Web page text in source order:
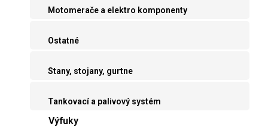
Motomerače a elektro komponenty
Ostatné
Stany, stojany, gurtne
Tankovací a palivový systém
Výfuky